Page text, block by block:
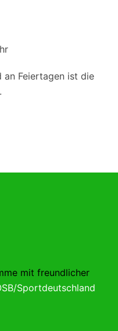
an Feiertagen ist die
mit freundlicher
Sportdeutschland